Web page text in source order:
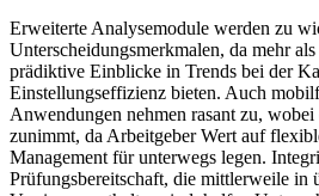
Erweiterte Analysemodule werden zu
Unterscheidungsmerkmalen, da mehr
prädiktive Einblicke in Trends bei der
Einstellungseffizienz bieten. Auch
Anwendungen nehmen rasant zu,
zunimmt, da Arbeitgeber Wert auf
Management für unterwegs legen.
Prüfungsbereitschaft, die mittlerweile in